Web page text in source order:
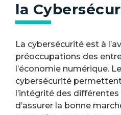
la
La cybersécurité est à
préoccupations des
l’économie numérique.
cybersécurité
l’intégrité des
d’assurer la bonne